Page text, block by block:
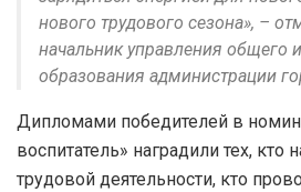
нового трудового сезона», –
начальник управления общего
образования администрации
Дипломами победителей в
воспитатель» наградили тех, кто
трудовой деятельности, кто